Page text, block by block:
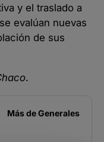
y el traslado a
evalúan nuevas
de sus
.
Más deGenerales